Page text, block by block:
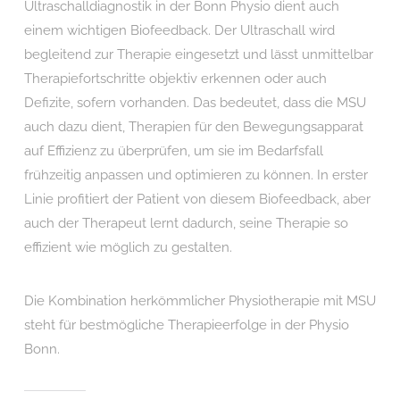
Ultraschalldiagnostik in der Bonn Physio dient auch
einem wichtigen Biofeedback. Der Ultraschall wird
begleitend zur Therapie eingesetzt und lässt unmittelbar
Therapiefortschritte objektiv erkennen oder auch
Defizite, sofern vorhanden. Das bedeutet, dass die MSU
auch dazu dient, Therapien für den Bewegungsapparat
auf Effizienz zu überprüfen, um sie im Bedarfsfall
frühzeitig anpassen und optimieren zu können. In erster
Linie profitiert der Patient von diesem Biofeedback, aber
auch der Therapeut lernt dadurch, seine Therapie so
effizient wie möglich zu gestalten.
Die Kombination herkömmlicher Physiotherapie mit MSU
steht für bestmögliche Therapieerfolge in der Physio
Bonn.